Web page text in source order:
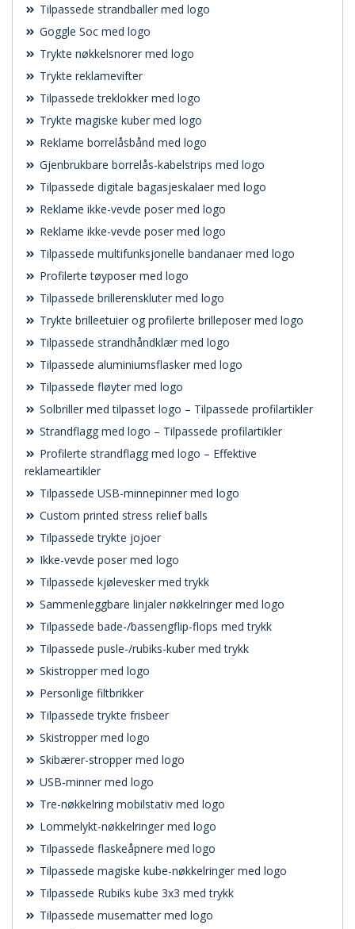
Tilpassede strandballer med logo
Goggle Soc med logo
Trykte nøkkelsnorer med logo
Trykte reklamevifter
Tilpassede treklokker med logo
Trykte magiske kuber med logo
Reklame borrelåsbånd med logo
Gjenbrukbare borrelås-kabelstrips med logo
Tilpassede digitale bagasjeskalaer med logo
Reklame ikke-vevde poser med logo
Reklame ikke-vevde poser med logo
Tilpassede multifunksjonelle bandanaer med logo
Profilerte tøyposer med logo
Tilpassede brillerenskluter med logo
Trykte brilleetuier og profilerte brilleposer med logo
Tilpassede strandhåndklær med logo
Tilpassede aluminiumsflasker med logo
Tilpassede fløyter med logo
Solbriller med tilpasset logo – Tilpassede profilartikler
Strandflagg med logo – Tilpassede profilartikler
Profilerte strandflagg med logo – Effektive
reklameartikler
Tilpassede USB-minnepinner med logo
Custom printed stress relief balls
Tilpassede trykte jojoer
Ikke-vevde poser med logo
Tilpassede kjølevesker med trykk
Sammenleggbare linjaler nøkkelringer med logo
Tilpassede bade-/bassengflip-flops med trykk
Tilpassede pusle-/rubiks-kuber med trykk
Skistropper med logo
Personlige filtbrikker
Tilpassede trykte frisbeer
Skistropper med logo
Skibærer-stropper med logo
USB-minner med logo
Tre-nøkkelring mobilstativ med logo
Lommelykt-nøkkelringer med logo
Tilpassede flaskeåpnere med logo
Tilpassede magiske kube-nøkkelringer med logo
Tilpassede Rubiks kube 3x3 med trykk
Tilpassede musematter med logo